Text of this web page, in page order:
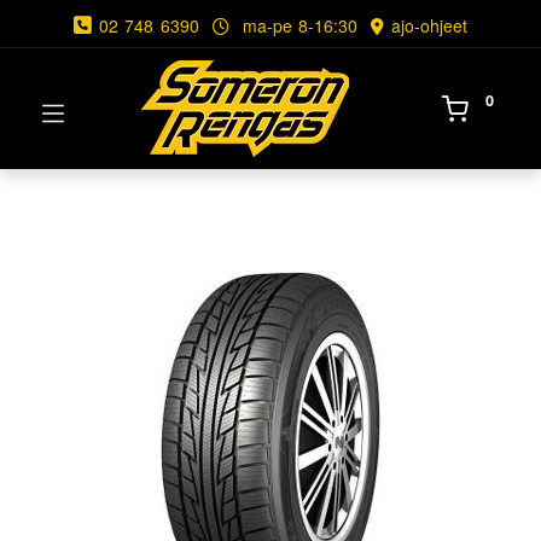
02 748 6390 ma-pe 8-16:30 ajo-ohjeet
0